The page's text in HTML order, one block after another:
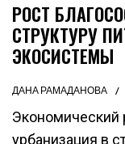
РОСТ
СТРУКТУРУ
ЭКОСИСТЕМЫ
ДАНА РАМАДАНОВА
Экономический
урбанизация в